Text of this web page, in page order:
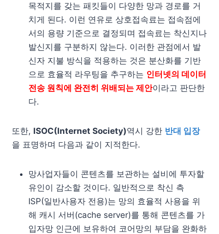
목적지를 갖는 패킷들이 다양한 망과 경로를 거
치게 된다. 이런 연유로 상호접속료는 접속점에
서의 용량 기준으로 결정되며 접속료는 착신지나
발신지를 구분하지 않는다. 이러한 관점에서 발
신자 지불 방식을 적용하는 것은 분산화를 기반
으로 효율적 라우팅을 추구하는 인터넷의 데이터
전송 원칙에 완전히 위배되는 제안이라고 판단한
다.
또한, ISOC(Internet Society)역시 강한 반대 입장
을 표명하며 다음과 같이 지적한다.
망사업자들이 콘텐츠를 보관하는 설비에 투자할
유인이 감소할 것이다. 일반적으로 착신 측
ISP(일반사용자 전용)는 망의 효율적 사용을 위
해 캐시 서버(cache server)를 통해 콘텐츠를 가
입자망 인근에 보유하여 코어망의 부담을 완화하